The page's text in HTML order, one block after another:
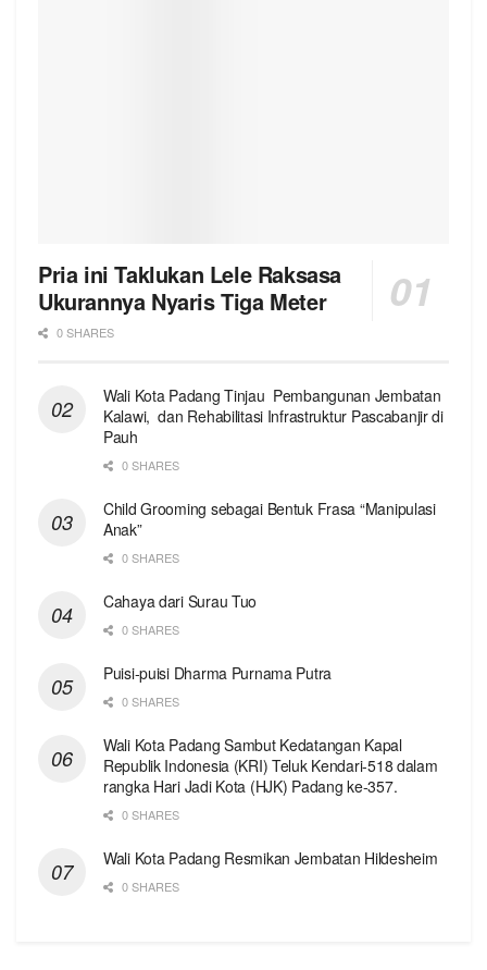
Pria ini Taklukan Lele Raksasa
Ukurannya Nyaris Tiga Meter
0 SHARES
Wali Kota Padang Tinjau Pembangunan Jembatan
Kalawi, dan Rehabilitasi Infrastruktur Pascabanjir di
Pauh
0 SHARES
Child Grooming sebagai Bentuk Frasa “Manipulasi
Anak”
0 SHARES
Cahaya dari Surau Tuo
0 SHARES
Puisi-puisi Dharma Purnama Putra
0 SHARES
Wali Kota Padang Sambut Kedatangan Kapal
Republik Indonesia (KRI) Teluk Kendari-518 dalam
rangka Hari Jadi Kota (HJK) Padang ke-357.
0 SHARES
Wali Kota Padang Resmikan Jembatan Hildesheim
0 SHARES